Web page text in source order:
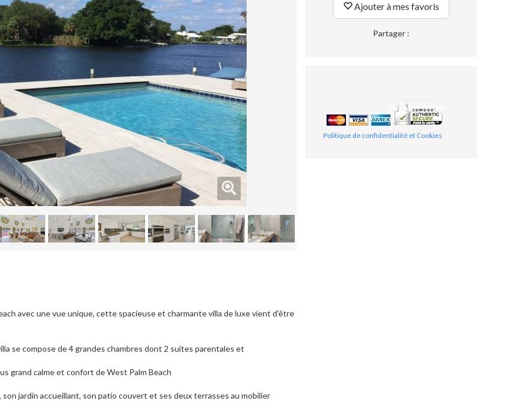
avec une vue unique, cette spacieuse et charmante villa de luxe vient d’être
se compose de 4 grandes chambres dont 2 suites parentales et
grand calme et confort de West Palm Beach
son jardin accueillant, son patio couvert et ses deux terrasses au mobilier
Ajouter à mes favoris
Partager :
Politique de confidentialité et Cookies